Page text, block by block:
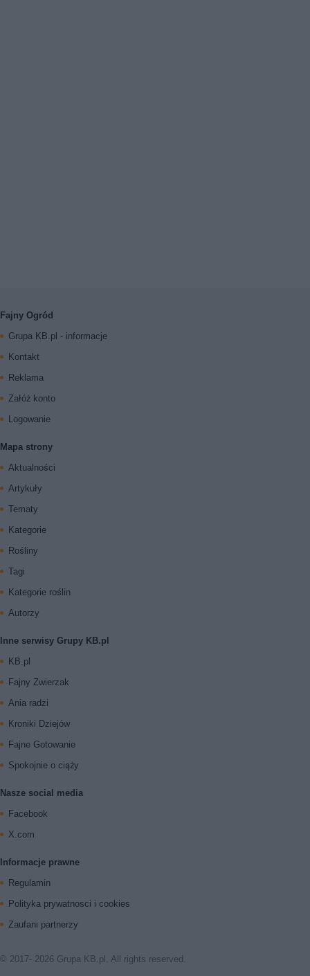
Fajny Ogród
Grupa KB.pl - informacje
Kontakt
Reklama
Załóż konto
Logowanie
Mapa strony
Aktualności
Artykuły
Tematy
Kategorie
Rośliny
Tagi
Kategorie roślin
Autorzy
Inne serwisy Grupy KB.pl
KB.pl
Fajny Zwierzak
Ania radzi
Kroniki Dziejów
Fajne Gotowanie
Spokojnie o ciąży
Nasze social media
Facebook
X.com
Informacje prawne
Regulamin
Polityka prywatnosci i cookies
Zaufani partnerzy
© 2017- 2026 Grupa KB.pl. All rights reserved.